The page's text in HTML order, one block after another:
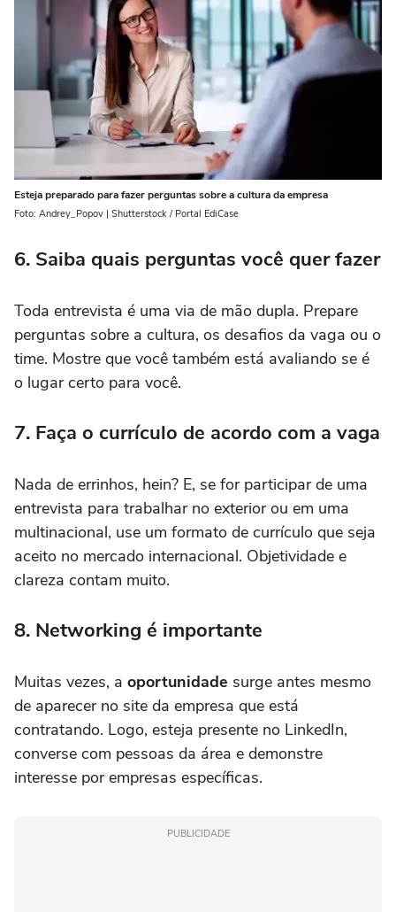
Esteja preparado para fazer perguntas sobre a cultura da empresa
Foto: Andrey_Popov | Shutterstock / Portal EdiCase
6. Saiba quais perguntas você quer fazer
Toda entrevista é uma via de mão dupla. Prepare
perguntas sobre a cultura, os desafios da vaga ou o
time. Mostre que você também está avaliando se é
o lugar certo para você.
7. Faça o currículo de acordo com a vaga
Nada de errinhos, hein? E, se for participar de uma
entrevista para trabalhar no exterior ou em uma
multinacional, use um formato de currículo que seja
aceito no mercado internacional. Objetividade e
clareza contam muito.
8. Networking é importante
Muitas vezes, a oportunidade surge antes mesmo
de aparecer no site da empresa que está
contratando. Logo, esteja presente no LinkedIn,
converse com pessoas da área e demonstre
interesse por empresas específicas.
PUBLICIDADE